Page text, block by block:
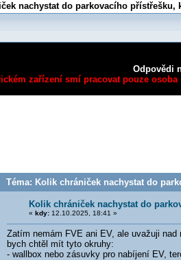
nachystat do parkovacího přístřešku,
Odpovědi
zařízení smí pracovat pouze
Téma: Kolik chrániček nachystat do
Kolik chrániček nachystat do
« kdy:12.10.2025, 18:41 »
Zatím nemám FVE ani EV, ale uvažuji
bych chtěl mít tyto okruhy:
- wallbox nebo zásuvky pro nabíjení EV,